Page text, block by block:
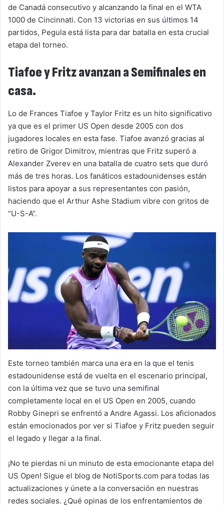
de Canadá consecutivo y alcanzando la final en el WTA
1000 de Cincinnati. Con 13 victorias en sus últimos 14
partidos, Pegula está lista para dar batalla en esta crucial
etapa del torneo.
Tiafoe y Fritz avanzan a Semifinales en
casa.
Lo de Frances Tiafoe y Taylor Fritz es un hito significativo
ya que es el primer US Open desde 2005 con dos
jugadores locales en esta fase. Tiafoe avanzó gracias al
retiro de Grigor Dimitrov, mientras que Fritz superó a
Alexander Zverev en una batalla de cuatro sets que duró
más de tres horas. Los fanáticos estadounidenses están
listos para apoyar a sus representantes con pasión,
haciendo que el Arthur Ashe Stadium vibre con gritos de
“U-S-A”.
Este torneo también marca una era en la que el tenis
estadounidense está de vuelta en el escenario principal,
con la última vez que se tuvo una semifinal
completamente local en el US Open en 2005, cuando
Robby Ginepri se enfrentó a Andre Agassi. Los aficionados
están emocionados por ver si Tiafoe y Fritz pueden seguir
el legado y llegar a la final.
¡No te pierdas ni un minuto de esta emocionante etapa del
US Open! Sigue el blog de NotiSports.com para todas las
actualizaciones y únete a la conversación en nuestras
redes sociales. ¿Qué opinas de los enfrentamientos de